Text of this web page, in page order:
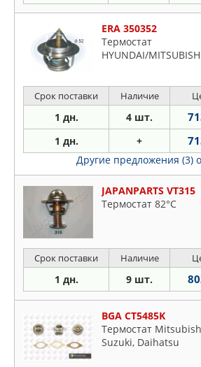
ERA 350352
Термостат
HYUNDAI/
Срок поставки Наличие
1 дн. 4 шт.
1 дн. +
Другие предложения (3)
JAPANPARTS VT315
Термостат 82°C
Срок поставки Наличие
1 дн. 9 шт.
BGA CT5485K
Термостат
Suzuki, Daihatsu